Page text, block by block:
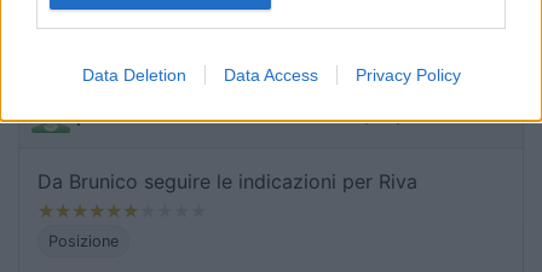
Data Deletion Data Access Privacy Policy
paEma 30/08/2012 10:30
Da Brunico seguire le indicazioni per Riva
Posizione